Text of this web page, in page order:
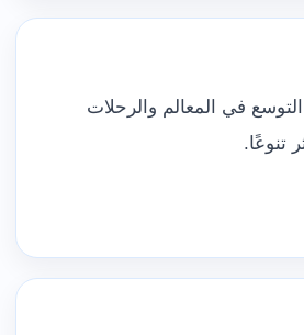
في المعالم والرحلات
تنوعًا.